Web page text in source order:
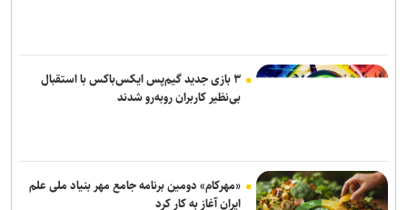
۳ بازی جدید گیم‌پس ایکس‌باکس با استقبال
بی‌نظیر کاربران روبه‌رو شدند
«مهرکام» دومین برنامه جامع مهر بنیاد ملی علم
ایران آغاز به کار کرد